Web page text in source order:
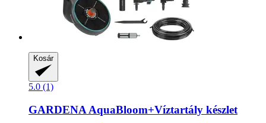
Kosár
5.0 (1)
GARDENA AquaBloom+Víztartály készlet